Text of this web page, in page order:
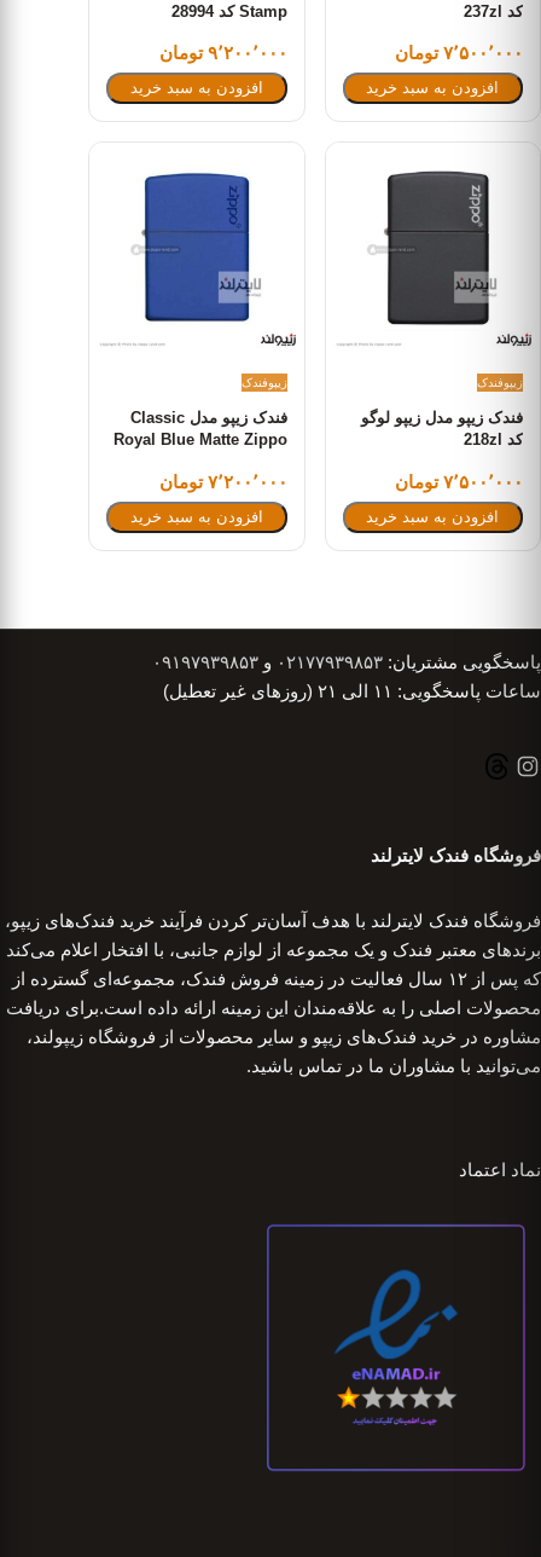
کد 237zl
۷٬۵۰۰٬۰۰۰ تومان
افزودن به سبد خرید
Stamp کد 28994
۹٬۲۰۰٬۰۰۰ تومان
افزودن به سبد خرید
زیپوفندک
فندک زیپو مدل زیپو لوگو
کد 218zl
۷٬۵۰۰٬۰۰۰ تومان
افزودن به سبد خرید
زیپوفندک
فندک زیپو مدل Classic
Royal Blue Matte Zippo
۷٬۲۰۰٬۰۰۰ تومان
افزودن به سبد خرید
پاسخگویی مشتریان: ۰۲۱۷۷۹۳۹۸۵۳ و ۰۹۱۹۷۹۳۹۸۵۳
ساعات پاسخگویی: ۱۱ الی ۲۱ (روزهای غیر تعطیل)
فروشگاه فندک لایترلند
فروشگاه فندک لایترلند با هدف آسان‌تر کردن فرآیند خرید فندک‌های زیپو،
برندهای معتبر فندک و یک مجموعه از لوازم جانبی، با افتخار اعلام می‌کند
که پس از ۱۲ سال فعالیت در زمینه فروش فندک، مجموعه‌ای گسترده از
محصولات اصلی را به علاقه‌مندان این زمینه ارائه داده است.برای دریافت
مشاوره در خرید فندک‌های زیپو و سایر محصولات از فروشگاه زیپولند،
می‌توانید با مشاوران ما در تماس باشید.
نماد اعتماد